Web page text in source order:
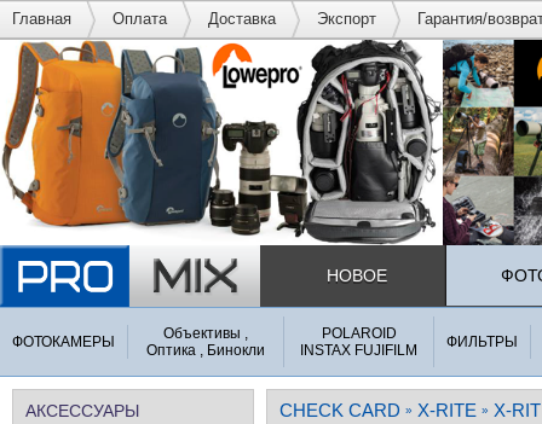
Главная Оплата Доставка Экспорт Гарантия/
НОВОЕ
ФОТОКАМЕРЫ
Объективы ,
Оптика , Бинокли
POLAROID
INSTAX FUJIFILM
ФИЛЬТРЫ
АКСЕССУАРЫ CHECK CARD » X-RITE » X-